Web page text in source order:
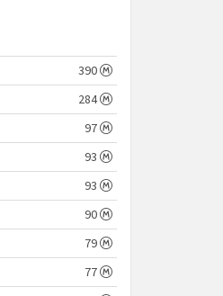
390
284
97
93
93
90
79
77